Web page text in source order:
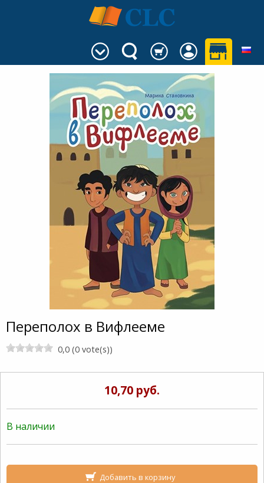
Переполох в Вифлееме
0,0 (0 vote(s))
10,70 руб.
В наличии
Добавить в корзину